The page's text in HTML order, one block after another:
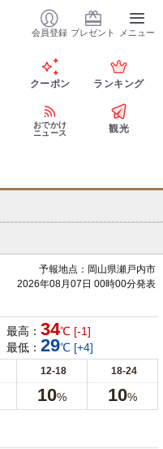
会員登録 プレゼント メニュー
クーポン ランキング
おでかけ
ニュース
観光
予報地点：岡山県瀬戸内市
2026年08月07日 00時00分発表
最高： 34℃ [-1]
最低： 29℃ [+4]
12-18 18-24
10% 10%